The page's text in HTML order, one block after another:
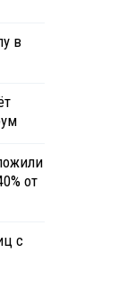
в
от
с